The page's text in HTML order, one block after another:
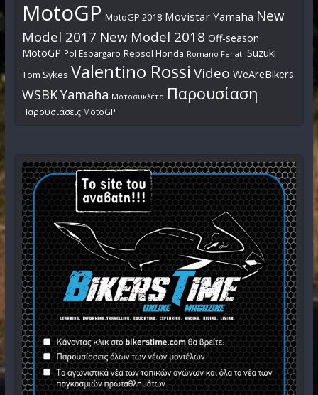
MotoGP MotoGP 2018 Movistar Yamaha New
Model 2017 New Model 2018 Off-season
MotoGP Pol Espargaro Repsol Honda Romano Fenati Suzuki
Tom Sykes Valentino Rossi Video WeAreBikers
WSBKYamaha Μοτοσυκλέτα Παρουσίαση
Παρουσιάσεις MotoGP